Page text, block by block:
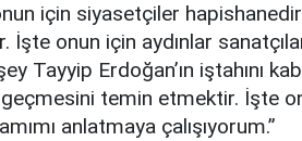
için siyasetçiler
İşte onun için aydınlar
Tayyip Erdoğan’ın iştahını
temin etmektir. İşte
anlatmaya çalışıyorum.”